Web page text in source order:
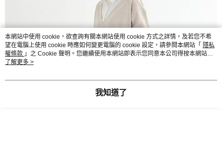
本網站中使用 cookie，欲查詢有關本網站使用 cookie 方式之詳情，及若您不希
望在電腦上使用 cookie 時應如何變更電腦的 cookie 設定，請參閱本網站「 隱私
權條款 」之 Cookie 聲明。您繼續使用本網站即表示您同意本公司得按本網站使
用條款之 Cookie 聲明使用 cookie。
了解更多 >
我知道了